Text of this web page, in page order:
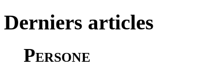
Derniers articles
Persone